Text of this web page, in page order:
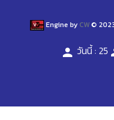
Engine by CW©
person วันนี้ : 25